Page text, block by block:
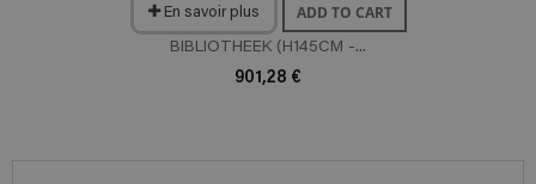
En savoir plus ADD TO CART
BIBLIOTHEEK (H145CM -...
901,28 €